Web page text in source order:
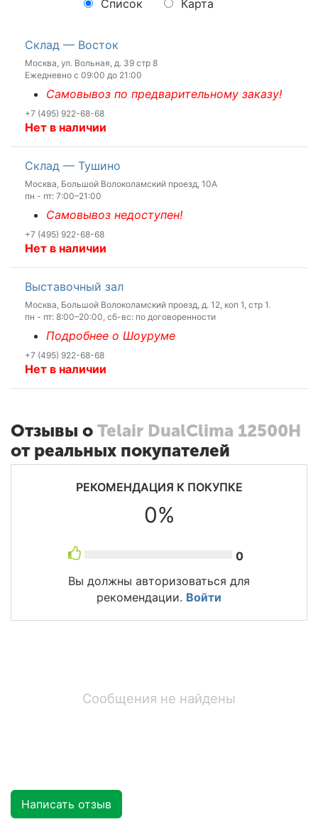
Список Карта
Склад — Восток
Москва, ул. Вольная, д. 39 стр 8
Ежедневно с 09:00 до 21:00
Самовывоз по предварительному заказу!
+7 (495) 922-68-68
Нет в наличии
Склад — Тушино
Москва, Большой Волоколамский проезд, 10А
пн - пт: 7:00–21:00
Самовывоз недоступен!
+7 (495) 922-68-68
Нет в наличии
Выставочный зал
Москва, Большой Волоколамский проезд, д. 12, коп 1, стр 1.
пн - пт: 8:00–20:00, сб-вс: по договоренности
Подробнее о Шоуруме
+7 (495) 922-68-68
Нет в наличии
Отзывы о Telair DualClima 12500H
от реальных покупателей
РЕКОМЕНДАЦИЯ К ПОКУПКЕ
0%
0
Вы должны авторизоваться для
рекомендации. Войти
Сообщения не найдены
Написать отзыв